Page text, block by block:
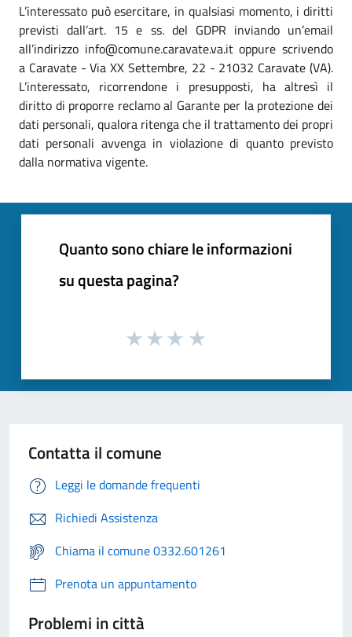
L’interessato può esercitare, in qualsiasi momento, i diritti
previsti dall’art. 15 e ss. del GDPR inviando un’email
all’indirizzo info@comune.caravate.va.it oppure scrivendo
a Caravate - Via XX Settembre, 22 - 21032 Caravate (VA).
L’interessato, ricorrendone i presupposti, ha altresì il
diritto di proporre reclamo al Garante per la protezione dei
dati personali, qualora ritenga che il trattamento dei propri
dati personali avvenga in violazione di quanto previsto
dalla normativa vigente.
Quanto sono chiare le informazioni
su questa pagina?
Contatta il comune
Leggi le domande frequenti
Richiedi Assistenza
Chiama il comune 0332.601261
Prenota un appuntamento
Problemi in città